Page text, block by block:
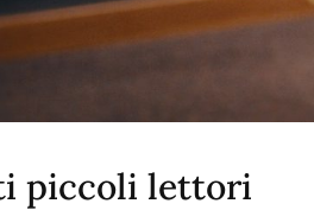
piccoli lettori